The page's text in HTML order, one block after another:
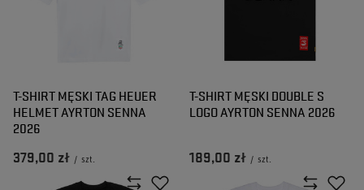
T-SHIRT MĘSKI TAG HEUER
HELMET AYRTON SENNA
2026
379,00 zł / szt.
T-SHIRT MĘSKI DOUBLE S
LOGO AYRTON SENNA 2026
189,00 zł / szt.